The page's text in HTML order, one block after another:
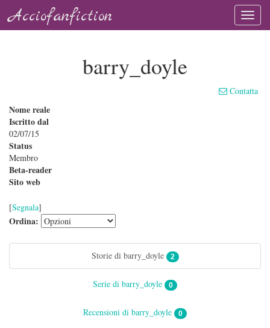
Acciofanfiction
barry_doyle
Contatta
Nome reale
Iscritto dal
02/07/15
Status
Membro
Beta-reader
Sito web
[Segnala]
Ordina:
Storie di barry_doyle 2
Serie di barry_doyle 0
Recensioni di barry_doyle 0